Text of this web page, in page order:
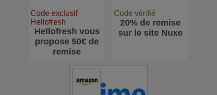
Code exclusif
Hellofresh
Hellofresh vous
propose 50€ de
remise
Code vérifié
20% de remise
sur le site Nuxe